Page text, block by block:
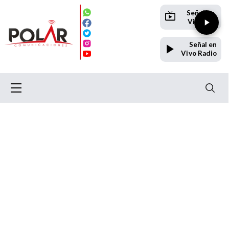
Señal en
Vivo TV
Señal en
Vivo Radio